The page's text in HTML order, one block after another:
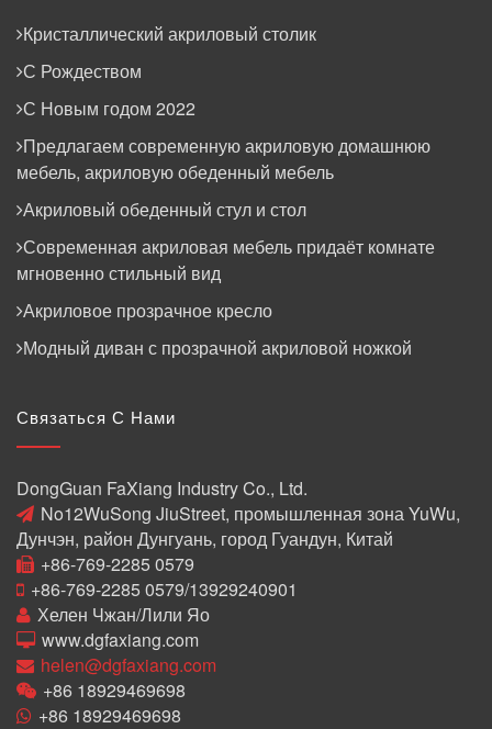
Кристаллический акриловый столик
С Рождеством
С Новым годом 2022
Предлагаем современную акриловую домашнюю
мебель, акриловую обеденный мебель
Акриловый обеденный стул и стол
Современная акриловая мебель придаёт комнате
мгновенно стильный вид
Акриловое прозрачное кресло
Модный диван с прозрачной акриловой ножкой
Связаться С Нами
DongGuan FaXiang Industry Co., Ltd.
No12WuSong JiuStreet, промышленная зона YuWu,
Дунчэн, район Дунгуань, город Гуандун, Китай
+86-769-2285 0579
+86-769-2285 0579/13929240901
Хелен Чжан/Лили Яо
www.dgfaxiang.com
helen@dgfaxiang.com
+86 18929469698
+86 18929469698